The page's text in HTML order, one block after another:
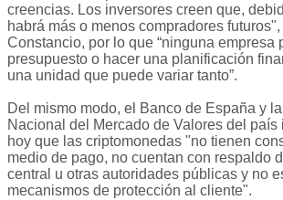
creencias. Los inversores creen que,
habrá más o menos compradores
Constancio, por lo que “ninguna empresa
presupuesto o hacer una planificación
una unidad que puede variar tanto”.
Del mismo modo, el Banco de España y
Nacional del Mercado de Valores del país
hoy que las criptomonedas "no tienen
medio de pago, no cuentan con respaldo
central u otras autoridades públicas y no
mecanismos de protección al cliente".